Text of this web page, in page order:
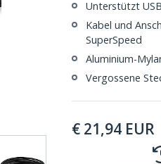
Unterstützt
Kabel und
SuperSpeed
Aluminium-
Vergossene
€ 21,94 EUR